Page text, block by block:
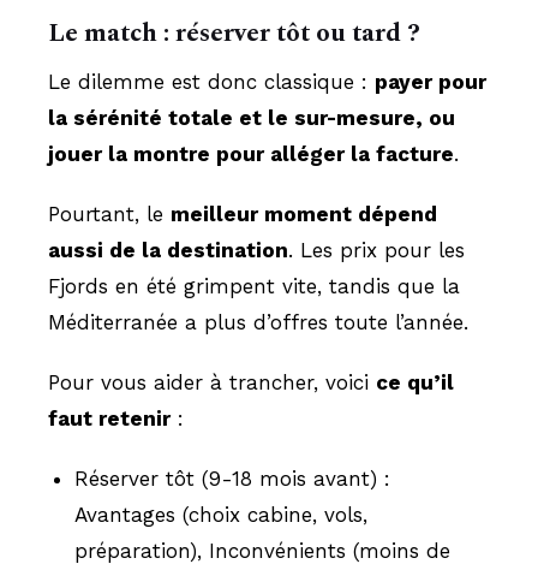
Le match : réserver tôt ou tard ?
Le dilemme est donc classique : payer pour
la sérénité totale et le sur-mesure, ou
jouer la montre pour alléger la facture.
Pourtant, le meilleur moment dépend
aussi de la destination. Les prix pour les
Fjords en été grimpent vite, tandis que la
Méditerranée a plus d’offres toute l’année.
Pour vous aider à trancher, voici ce qu’il
faut retenir:
Réserver tôt (9-18 mois avant) :
Avantages (choix cabine, vols,
préparation), Inconvénients (moins de